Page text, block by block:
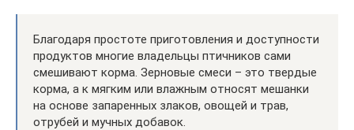
Благодаря простоте приготовления и доступности
продуктов многие владельцы птичников сами
смешивают корма. Зерновые смеси – это твердые
корма, а к мягким или влажным относят мешанки
на основе запаренных злаков, овощей и трав,
отрубей и мучных добавок.